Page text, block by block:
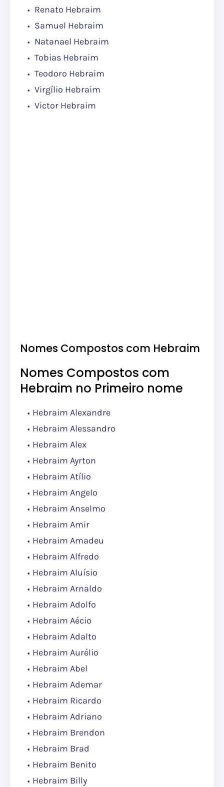
Renato Hebraim
Samuel Hebraim
Natanael Hebraim
Tobias Hebraim
Teodoro Hebraim
Virgílio Hebraim
Victor Hebraim
Nomes Compostos com Hebraim
Nomes Compostos com
Hebraim no Primeiro nome
Hebraim Alexandre
Hebraim Alessandro
Hebraim Alex
Hebraim Ayrton
Hebraim Atílio
Hebraim Angelo
Hebraim Anselmo
Hebraim Amir
Hebraim Amadeu
Hebraim Alfredo
Hebraim Aluísio
Hebraim Arnaldo
Hebraim Adolfo
Hebraim Aécio
Hebraim Adalto
Hebraim Aurélio
Hebraim Abel
Hebraim Ademar
Hebraim Ricardo
Hebraim Adriano
Hebraim Brendon
Hebraim Brad
Hebraim Benito
Hebraim Billy